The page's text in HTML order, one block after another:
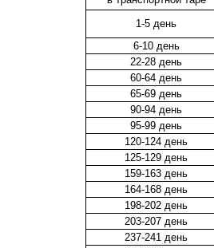
1-5 день
6-10 день
22-28 день
60-64 день
65-69 день
90-94 день
95-99 день
120-124 день
125-129 день
159-163 день
164-168 день
198-202 день
203-207 день
237-241 день